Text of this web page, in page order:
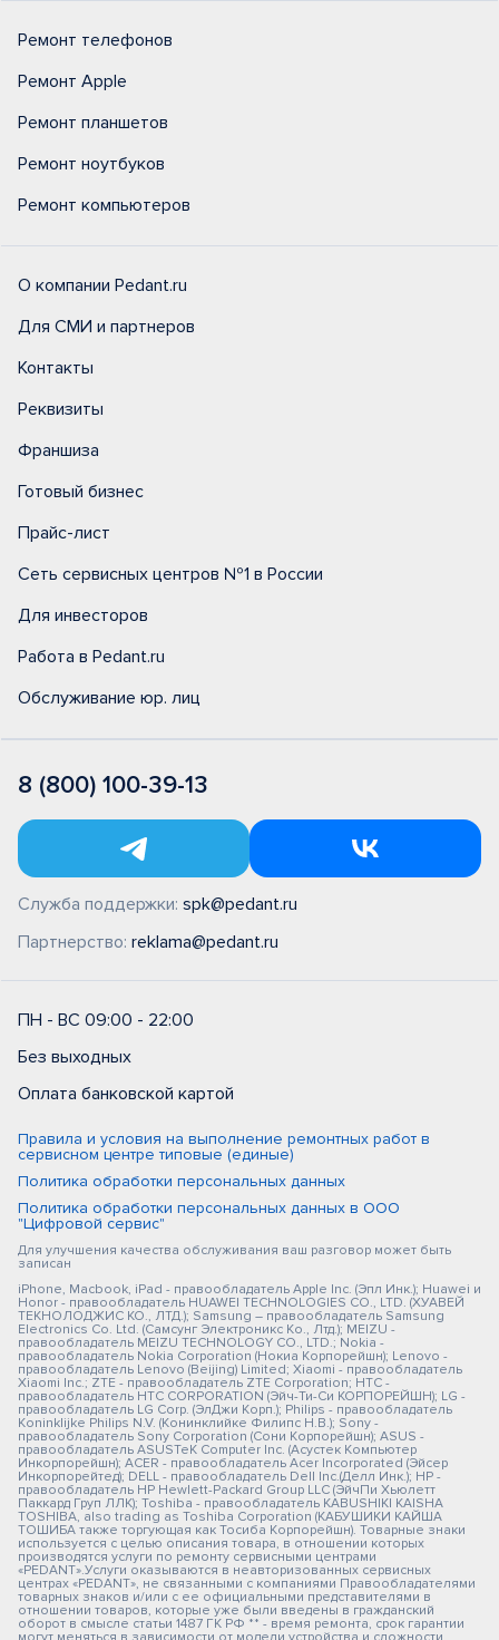
Ремонт телефонов
Ремонт Apple
Ремонт планшетов
Ремонт ноутбуков
Ремонт компьютеров
О компании Pedant.ru
Для СМИ и партнеров
Контакты
Реквизиты
Франшиза
Готовый бизнес
Прайс-лист
Сеть сервисных центров №1 в России
Для инвесторов
Работа в Pedant.ru
Обслуживание юр. лиц
8 (800) 100-39-13
Служба поддержки: spk@pedant.ru
Партнерство: reklama@pedant.ru
ПН - ВС 09:00 - 22:00
Без выходных
Оплата банковской картой
Правила и условия на выполнение ремонтных работ в
сервисном центре типовые (единые)
Политика обработки персональных данных
Политика обработки персональных данных в ООО
"Цифровой сервис"
Для улучшения качества обслуживания ваш разговор может быть
записан
iPhone, Macbook, iPad - правообладатель Apple Inc. (Эпл Инк.); Huawei и
Honor - правообладатель HUAWEI TECHNOLOGIES CO., LTD. (ХУАВЕЙ
ТЕКНОЛОДЖИС КО., ЛТД.); Samsung – правообладатель Samsung
Electronics Co. Ltd. (Самсунг Электроникс Ко., Лтд.); MEIZU -
правообладатель MEIZU TECHNOLOGY CO., LTD.; Nokia -
правообладатель Nokia Corporation (Нокиа Корпорейшн); Lenovo -
правообладатель Lenovo (Beijing) Limited; Xiaomi - правообладатель
Xiaomi Inc.; ZTE - правообладатель ZTE Corporation; HTC -
правообладатель HTC CORPORATION (Эйч-Ти-Си КОРПОРЕЙШН); LG -
правообладатель LG Corp. (ЭлДжи Корп.); Philips - правообладатель
Koninklijke Philips N.V. (Конинклийке Филипс Н.В.); Sony -
правообладатель Sony Corporation (Сони Корпорейшн); ASUS -
правообладатель ASUSTeK Computer Inc. (Асустек Компьютер
Инкорпорейшн); ACER - правообладатель Acer Incorporated (Эйсер
Инкорпорейтед); DELL - правообладатель Dell Inc.(Делл Инк.); HP -
правообладатель HP Hewlett-Packard Group LLC (ЭйчПи Хьюлетт
Паккард Груп ЛЛК); Toshiba - правообладатель KABUSHIKI KAISHA
TOSHIBA, also trading as Toshiba Corporation (КАБУШИКИ КАЙША
ТОШИБА также торгующая как Тосиба Корпорейшн). Товарные знаки
используется с целью описания товара, в отношении которых
производятся услуги по ремонту сервисными центрами
«PEDANT».Услуги оказываются в неавторизованных сервисных
центрах «PEDANT», не связанными с компаниями Правообладателями
товарных знаков и/или с ее официальными представителями в
отношении товаров, которые уже были введены в гражданский
оборот в смысле статьи 1487 ГК РФ ** - время ремонта, срок гарантии